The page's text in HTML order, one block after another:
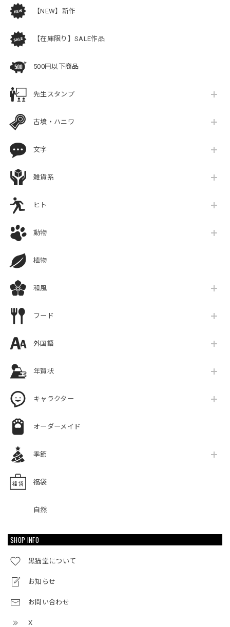
【NEW】新作
【在庫限り】SALE作品
500円以下商品
先生スタンプ
古墳・ハニワ
文字
雑貨系
ヒト
動物
植物
和風
フード
外国語
年賀状
キャラクター
オーダーメイド
季節
福袋
自然
SHOP INFO
黒猫堂について
お知らせ
お問い合わせ
X